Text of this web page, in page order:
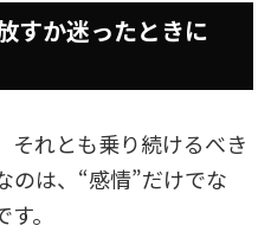
すか迷ったときに
それとも乗り続けるべき
のは、“感情”だけでな
。